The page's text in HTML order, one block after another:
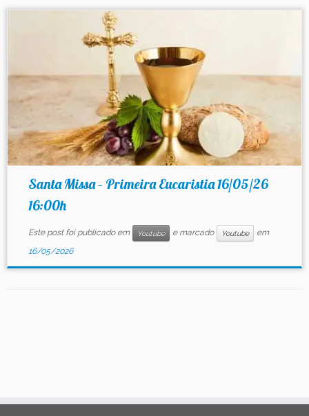
Santa Missa – Primeira Eucaristia 16/05/26
16:00h
Este post foi publicado em Youtube e marcado Youtube
em
16/05/2026